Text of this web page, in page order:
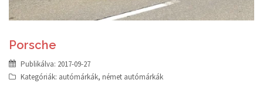
Porsche
Publikálva: 2017-09-27
Kategóriák: autómárkák, német autómárkák